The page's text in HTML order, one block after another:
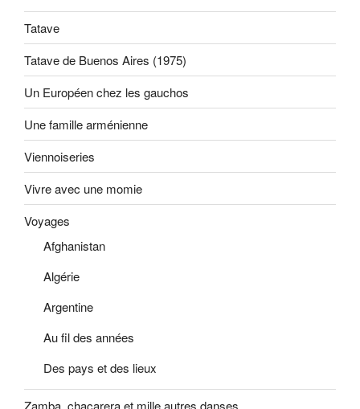
Tatave
Tatave de Buenos Aires (1975)
Un Européen chez les gauchos
Une famille arménienne
Viennoiseries
Vivre avec une momie
Voyages
Afghanistan
Algérie
Argentine
Au fil des années
Des pays et des lieux
Zamba, chacarera et mille autres danses